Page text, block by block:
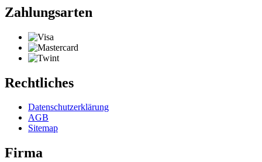
Zahlungsarten
Rechtliches
Datenschutzerklärung
AGB
Sitemap
Firma